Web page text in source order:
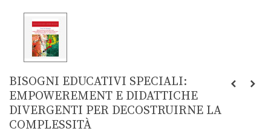
BISOGNI EDUCATIVI SPECIALI:
EMPOWEREMENT E DIDATTICHE
DIVERGENTI PER DECOSTRUIRNE LA
COMPLESSITÀ